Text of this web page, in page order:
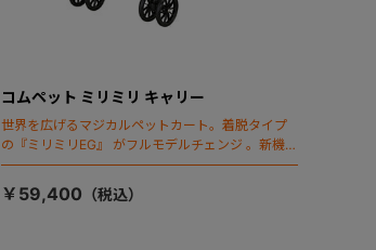
コムペット ミリミリ キャリー
世界を広げるマジカルペットカート。着脱タイプ
の『ミリミリEG』 がフルモデルチェンジ 。新機能
「マジカルフォールディング」搭載
￥59,400